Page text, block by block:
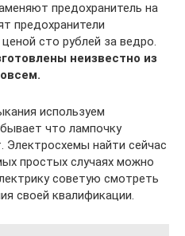
предохранитель на
предохранители
сто рублей за ведро.
неизвестно из
используем
что лампочку
Электросхемы найти сейчас
простых случаях можно
советую смотреть
своей квалификации.